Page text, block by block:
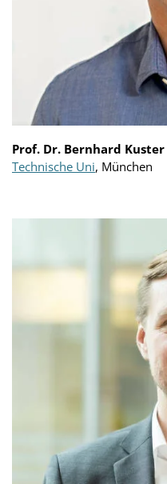
Prof. Dr. Bernhard Kuster
Technische Uni, München